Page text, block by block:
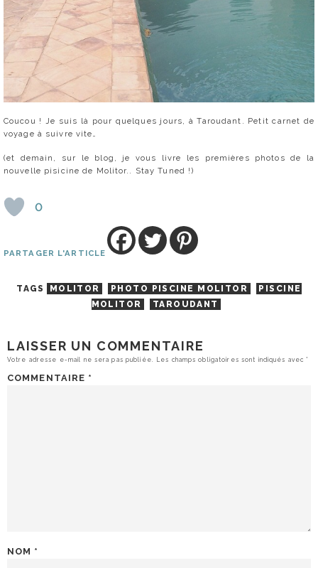
Coucou ! Je suis là pour quelques jours, à Taroudant. Petit carnet de
voyage à suivre vite…
(et demain, sur le blog, je vous livre les premières photos de la
nouvelle pisicine de Molitor.. Stay Tuned !)
0
PARTAGER L'ARTICLE
TAGS MOLITOR PHOTO PISCINE MOLITOR
PISCINE
MOLITOR
TAROUDANT
LAISSER UN COMMENTAIRE
Votre adresse e-mail ne sera pas publiée. Les champs obligatoires sont indiqués avec*
COMMENTAIRE *
NOM *